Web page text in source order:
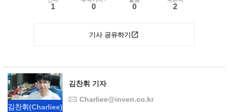
1 0 0 2
기사 공유하기
김찬휘(Charliee)
김찬휘 기자
Charliee@inven.co.kr